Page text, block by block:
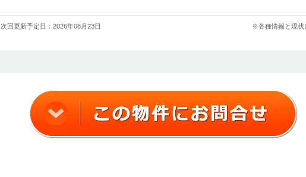
次回更新予定日：2026年08月23日 ※各種情報と現状